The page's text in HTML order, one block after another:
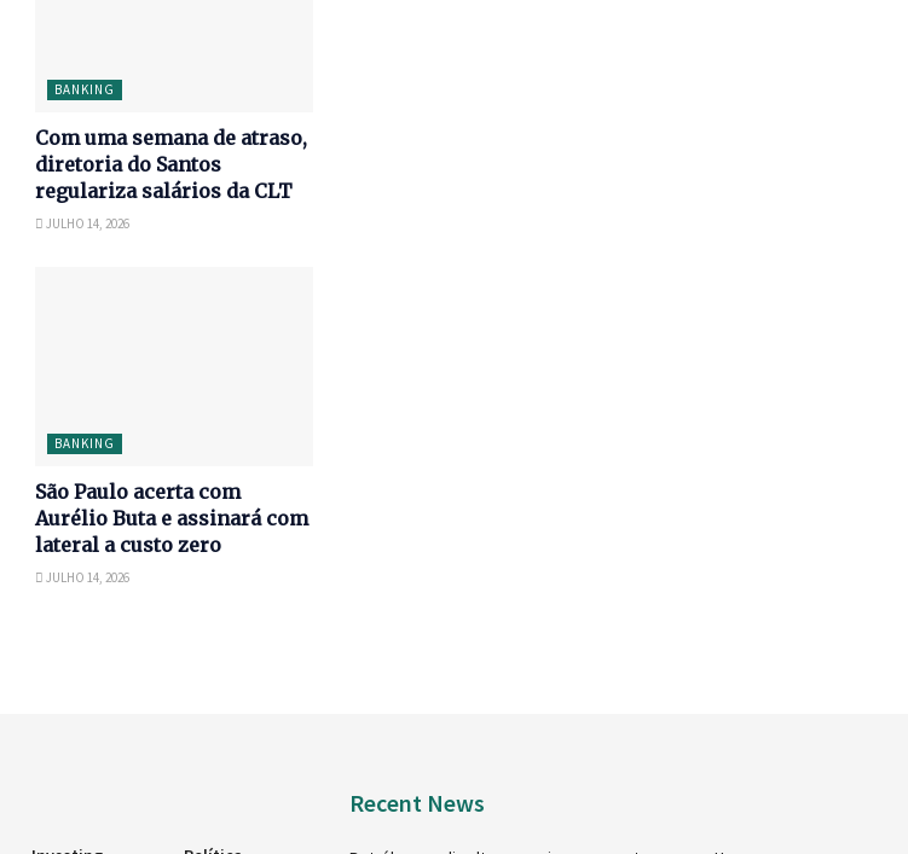
BANKING
Com uma semana de atraso,
diretoria do Santos
regulariza salários da CLT
JULHO 14, 2026
BANKING
São Paulo acerta com
Aurélio Buta e assinará com
lateral a custo zero
JULHO 14, 2026
Recent News